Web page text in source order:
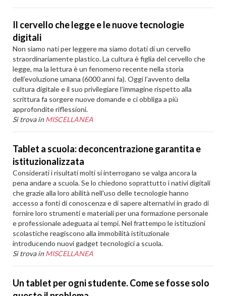
Il cervello che legge e le nuove tecnologie
digitali
Non siamo nati per leggere ma siamo dotati di un cervello
straordinariamente plastico. La cultura è figlia del cervello che
legge, ma la lettura è un fenomeno recente nella storia
dell’evoluzione umana (6000 anni fa). Oggi l’avvento della
cultura digitale e il suo privilegiare l’immagine rispetto alla
scrittura fa sorgere nuove domande e ci obbliga a più
approfondite riflessioni.
Si trova in MISCELLANEA
Tablet a scuola: deconcentrazione garantita e
istituzionalizzata
Considerati i risultati molti si interrogano se valga ancora la
pena andare a scuola. Se lo chiedono soprattutto i nativi digitali
che grazie alla loro abilità nell'uso delle tecnologie hanno
accesso a fonti di conoscenza e di sapere alternativi in grado di
fornire loro strumenti e materiali per una formazione personale
e professionale adeguata ai tempi. Nel frattempo le istituzioni
scolastiche reagiscono alla immobilità istituzionale
introducendo nuovi gadget tecnologici a scuola.
Si trova in MISCELLANEA
Un tablet per ogni studente. Come se fosse solo